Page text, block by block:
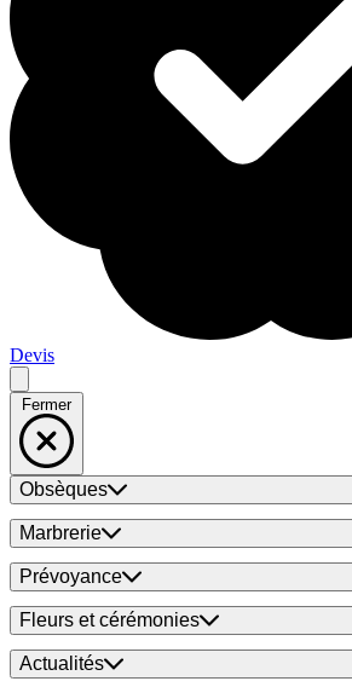
Devis
Fermer
Obsèques
Marbrerie
Prévoyance
Fleurs et cérémonies
Actualités